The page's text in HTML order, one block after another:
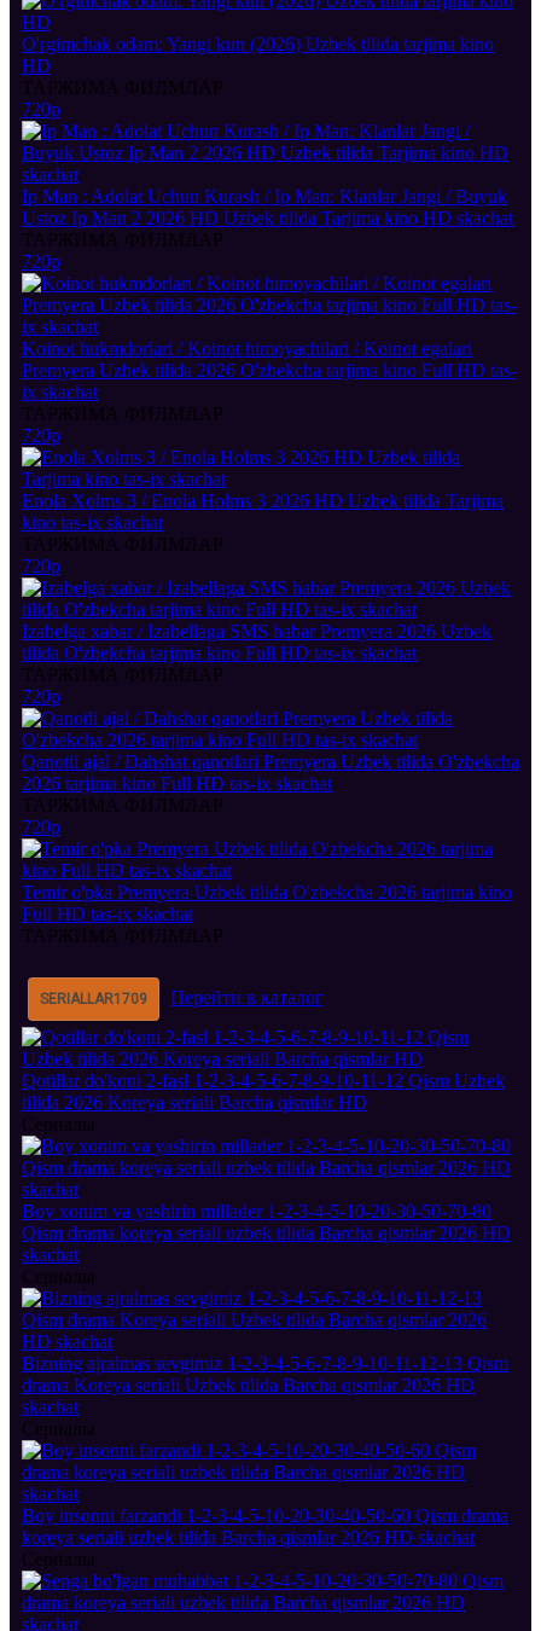
O'rgimchak odam: Yangi kun (2026) Uzbek tilida tarjima kino
HD
ТАРЖИМА ФИЛМЛАР
720p
Ip Man : Adolat Uchun Kurash / Ip Man: Klanlar Jangi / Buyuk
Ustoz Ip Man 2 2026 HD Uzbek tilida Tarjima kino HD skachat
ТАРЖИМА ФИЛМЛАР
720p
Koinot hukmdorlari / Koinot himoyachilari / Koinot egalari
Premyera Uzbek tilida 2026 O'zbekcha tarjima kino Full HD tas-
ix skachat
ТАРЖИМА ФИЛМЛАР
720p
Enola Xolms 3 / Enola Holms 3 2026 HD Uzbek tilida Tarjima
kino tas-ix skachat
ТАРЖИМА ФИЛМЛАР
720p
Izabelga xabar / Izabellaga SMS habar Premyera 2026 Uzbek
tilida O'zbekcha tarjima kino Full HD tas-ix skachat
ТАРЖИМА ФИЛМЛАР
720p
Qanotli ajal / Dahshat qanotlari Premyera Uzbek tilida O'zbekcha
2026 tarjima kino Full HD tas-ix skachat
ТАРЖИМА ФИЛМЛАР
720p
Temir o'pka Premyera Uzbek tilida O'zbekcha 2026 tarjima kino
Full HD tas-ix skachat
ТАРЖИМА ФИЛМЛАР
SERIALLAR1709 Перейти в каталог
Qotillar do'koni 2-fasl 1-2-3-4-5-6-7-8-9-10-11-12 Qism Uzbek
tilida 2026 Koreya seriali Barcha qismlar HD
Сериалы
Boy xonim va yashirin millader 1-2-3-4-5-10-20-30-50-70-80
Qism drama koreya seriali uzbek tilida Barcha qismlar 2026 HD
skachat
Сериалы
Bizning ajralmas sevgimiz 1-2-3-4-5-6-7-8-9-10-11-12-13 Qism
drama Koreya seriali Uzbek tilida Barcha qismlar 2026 HD
skachat
Сериалы
Boy insonni farzandi 1-2-3-4-5-10-20-30-40-50-60 Qism drama
koreya seriali uzbek tilida Barcha qismlar 2026 HD skachat
Сериалы